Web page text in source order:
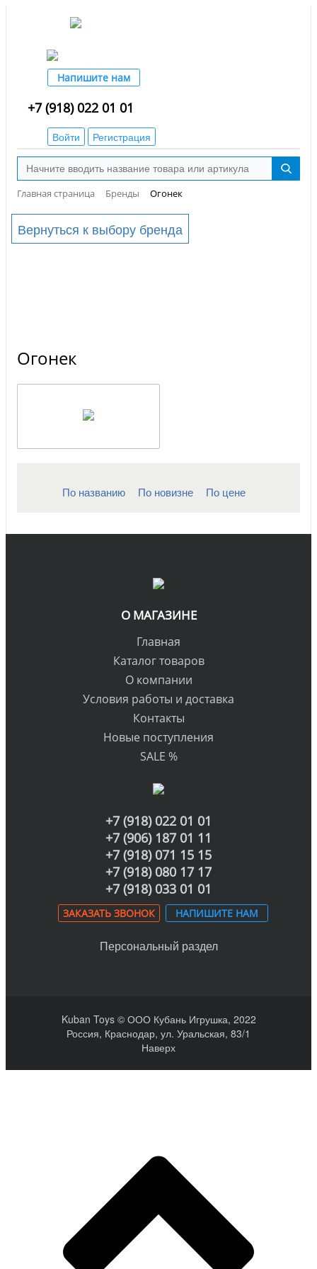
Напишите нам
+7 (918) 022 01 01
Войти Регистрация
Главная страница Бренды Огонек
Вернуться к выбору бренда
Огонек
По названию По новизне По цене
О МАГАЗИНЕ
Главная
Каталог товаров
О компании
Условия работы и доставка
Контакты
Новые поступления
SALE %
+7 (918) 022 01 01
+7 (906) 187 01 11
+7 (918) 071 15 15
+7 (918) 080 17 17
+7 (918) 033 01 01
ЗАКАЗАТЬ ЗВОНОК НАПИШИТЕ НАМ
Персональный раздел
Kuban Toys © ООО Кубань Игрушка, 2022
Россия, Краснодар, ул. Уральская, 83/1
Наверх